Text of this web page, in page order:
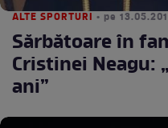
ALTE SPORTURI • pe
Sărbătoare în
Cristinei Neagu:
ani”